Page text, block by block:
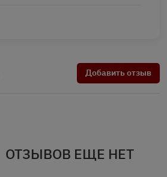
Добавить отзыв
ОТЗЫВОВ ЕЩЕ НЕТ